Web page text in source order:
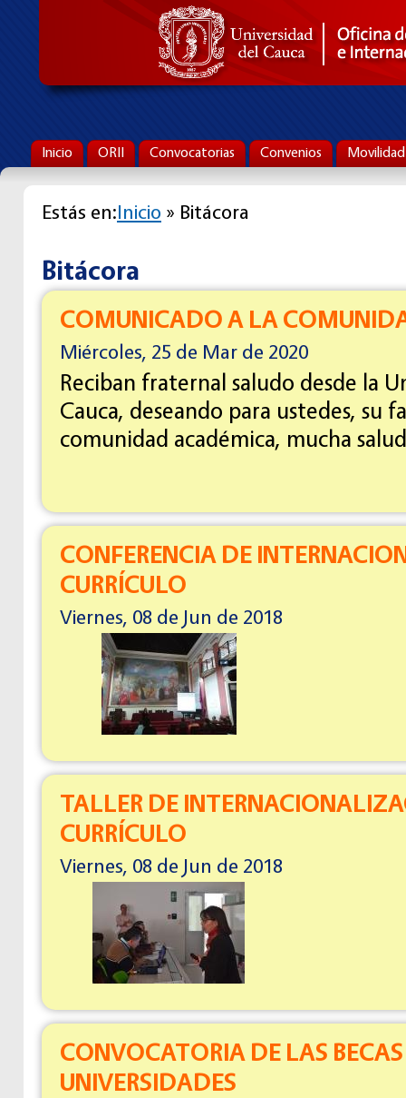
Inicio ORII Convocatorias Convenios Movilidad
Estás en:Inicio » Bitácora
Bitácora
COMUNICADO A LA
Miércoles, 25 de Mar de 2020
Reciban fraternal saludo desde la
Cauca, deseando para ustedes, su
comunidad académica, mucha
CONFERENCIA DE
CURRÍCULO
Viernes, 08 de Jun de 2018
TALLER DE
CURRÍCULO
Viernes, 08 de Jun de 2018
CONVOCATORIA DE LAS
UNIVERSIDADES